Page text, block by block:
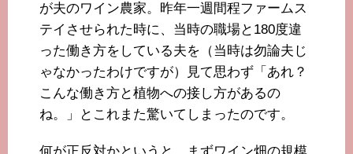
が夫のワイン農家。昨年一週間程ファームス
テイさせられた時に、当時の職場と180度違
った働き方をしている夫を（当時は勿論夫じ
ゃなかったわけですが）見て思わず「あれ？
こんな働き方と植物への接し方があるの
ね。」とこれまた驚いてしまったのです。